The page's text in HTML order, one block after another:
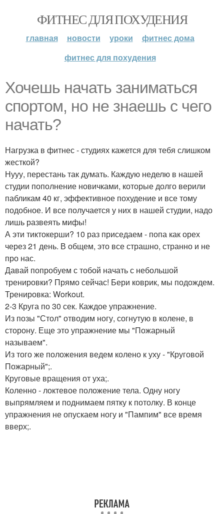
ФИТНЕС ДЛЯ ПОХУДЕНИЯ
главная новости уроки
фитнес дома
фитнес для похудения
Хочешь начать заниматься
спортом, но не знаешь с чего
начать?
Нагрузка в фитнес - студиях кажется для тебя слишком
жесткой?
Нууу, перестань так думать. Каждую неделю в нашей
студии пополнение новичками, которые долго верили
пабликам 40 кг, эффективное похудение и все тому
подобное. И все получается у них в нашей студии, надо
лишь развеять мифы!
А эти тиктокерши? 10 раз приседаем - попа как орех
через 21 день. В общем, это все страшно, странно и не
про нас.
Давай попробуем с тобой начать с небольшой
тренировки? Прямо сейчас! Бери коврик, мы подождем.
Тренировка: Workout.
2-3 Круга по 30 сек. Каждое упражнение.
Из позы "Стол" отводим ногу, согнутую в колене, в
сторону. Еще это упражнение мы "Пожарный
называем".
Из того же положения ведем колено к уху - "Круговой
Пожарный";.
Круговые вращения от уха;.
Коленно - локтевое положение тела. Одну ногу
выпрямляем и поднимаем пятку к потолку. В конце
упражнения не опускаем ногу и "Пампим" все время
вверх;.